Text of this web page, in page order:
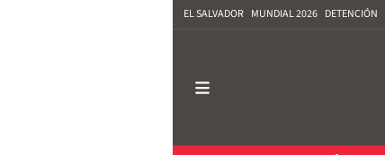
EL SALVADOR MUNDIAL 2026 DETENCIÓN